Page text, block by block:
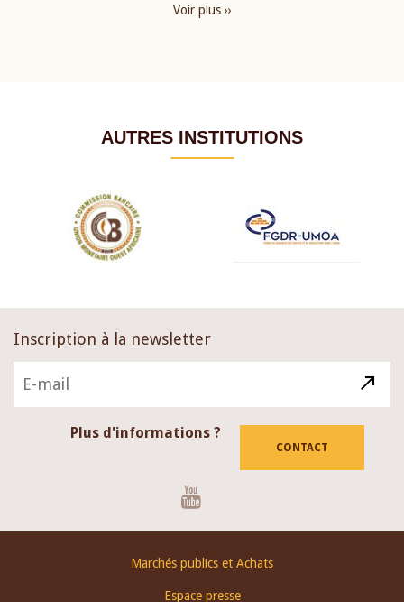
Voir plus ››
AUTRES INSTITUTIONS
Inscription à la newsletter
Plus d'informations ?
CONTACT
Marchés publics et Achats
Espace presse